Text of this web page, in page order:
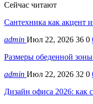
Сейчас читают
Сантехника как акцент
admin Июл 22, 2026 36 0
Размеры обеденной зоны
admin Июл 22, 2026 32 0
Дизайн офиса 2026: как